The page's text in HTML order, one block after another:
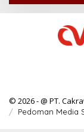
© 2026 - @ PT.
Pedoman Media